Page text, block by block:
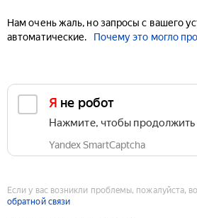
Нам очень жаль, но запросы с вашего
автоматические.
Почему это могло
Я не робот
Нажмите, чтобы продолжить
Yandex SmartCaptcha
Если у вас возникли проблемы, пожалуйста,
обратной связи